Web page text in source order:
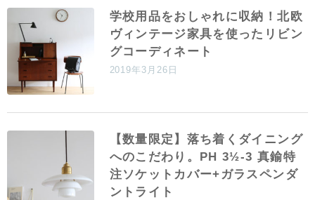
学校用品をおしゃれに収納！北欧
ヴィンテージ家具を使ったリビン
グコーディネート
2019年3月26日
【数量限定】落ち着くダイニング
へのこだわり。PH 3½-3 真鍮特
注ソケットカバー+ガラスペンダ
ントライト